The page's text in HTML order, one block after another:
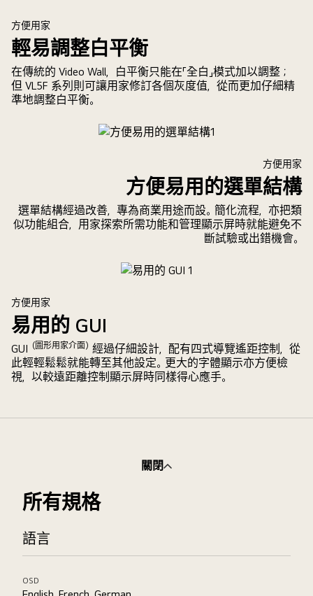
方便用家
輕易調整白平衡
在傳統的 Video Wall，白平衡只能在「全白」模式加以調整；
但 VL5F 系列則可讓用家修訂各個灰度值，從而更加仔細精
準地調整白平衡。
方便用家
方便易用的選單結構
選單結構經過改善，專為商業用途而設。簡化流程，亦把類
似功能組合，用家探索所需功能和管理顯示屏時就能避免不
斷試驗或出錯機會。
方便用家
易用的 GUI
GUI （圖形用家介面） 經過仔細設計，配有四式導覽遙距控制，從
此輕輕鬆鬆就能轉至其他設定。更大的字體顯示亦方便檢
視，以較遠距離控制顯示屏時同樣得心應手。
關閉
所有規格
語言
OSD